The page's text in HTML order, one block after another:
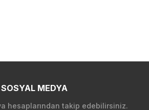
SOSYAL MEDYA
hesaplarından takip edebilirsiniz.